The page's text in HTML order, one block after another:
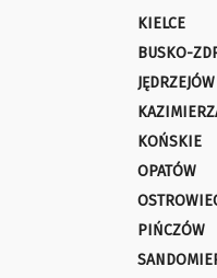
KIELCE
BUSKO-
JĘDRZEJÓW
KOŃSKIE
OPATÓW
PIŃCZÓW